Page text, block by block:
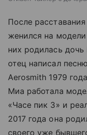
После
женился на
них родилась
отец написал
Aerosmith 1979
Миа работала
«Часе пик 3» и
2017 года она
своего уже